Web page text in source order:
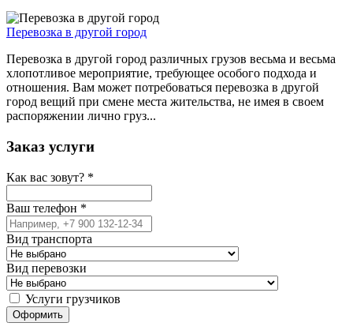
Перевозка в другой город
Перевозка в другой город различных грузов весьма и весьма
хлопотливое мероприятие, требующее особого подхода и
отношения. Вам может потребоваться перевозка в другой
город вещий при смене места жительства, не имея в своем
распоряжении лично груз...
Заказ услуги
Как вас зовут? *
Ваш телефон *
Вид транспорта
Вид перевозки
Услуги грузчиков